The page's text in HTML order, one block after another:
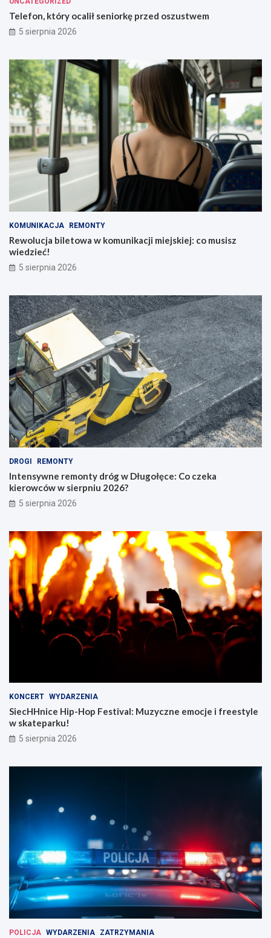
Telefon, który ocalił seniorkę przed oszustwem
5 sierpnia 2026
KOMUNIKACJA REMONTY
Rewolucja biletowa w komunikacji miejskiej: co musisz
wiedzieć!
5 sierpnia 2026
DROGI REMONTY
Intensywne remonty dróg w Długołęce: Co czeka
kierowców w sierpniu 2026?
5 sierpnia 2026
KONCERT WYDARZENIA
SiecHHnice Hip-Hop Festival: Muzyczne emocje i freestyle
w skateparku!
5 sierpnia 2026
POLICJA WYDARZENIA ZATRZYMANIA